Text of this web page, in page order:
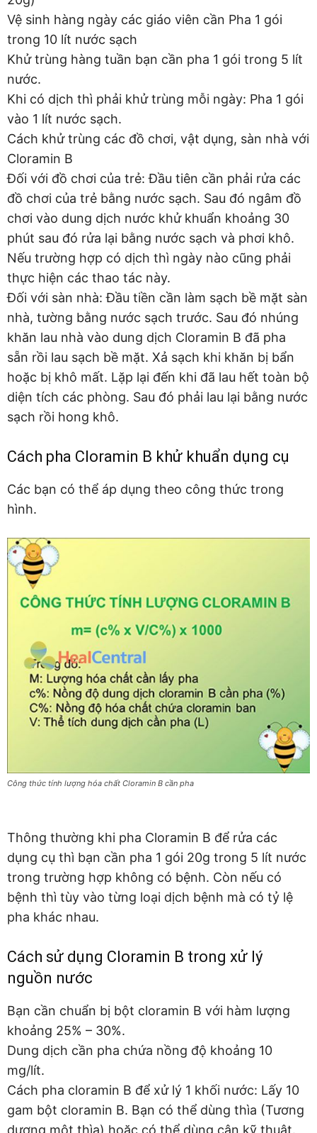
Vệ sinh hàng ngày các giáo viên cần Pha 1 gói
trong 10 lít nước sạch
Khử trùng hàng tuần bạn cần pha 1 gói trong 5 lít
nước.
Khi có dịch thì phải khử trùng mỗi ngày: Pha 1 gói
vào 1 lít nước sạch.
Cách khử trùng các đồ chơi, vật dụng, sàn nhà với
Cloramin B
Đối với đồ chơi của trẻ: Đầu tiên cần phải rửa các
đồ chơi của trẻ bằng nước sạch. Sau đó ngâm đồ
chơi vào dung dịch nước khử khuẩn khoảng 30
phút sau đó rửa lại bằng nước sạch và phơi khô.
Nếu trường hợp có dịch thì ngày nào cũng phải
thực hiện các thao tác này.
Đối với sàn nhà: Đầu tiền cần làm sạch bề mặt sàn
nhà, tường bằng nước sạch trước. Sau đó nhúng
khăn lau nhà vào dung dịch Cloramin B đã pha
sẵn rồi lau sạch bề mặt. Xả sạch khi khăn bị bẩn
hoặc bị khô mất. Lặp lại đến khi đã lau hết toàn bộ
diện tích các phòng. Sau đó phải lau lại bằng nước
sạch rồi hong khô.
Cách pha Cloramin B khử khuẩn dụng cụ
Các bạn có thể áp dụng theo công thức trong
hình.
Công thức tính lượng hóa chất Cloramin B cần pha
Thông thường khi pha Cloramin B để rửa các
dụng cụ thì bạn cần pha 1 gói 20g trong 5 lít nước
trong trường hợp không có bệnh. Còn nếu có
bệnh thì tùy vào từng loại dịch bệnh mà có tỷ lệ
pha khác nhau.
Cách sử dụng Cloramin B trong xử lý
nguồn nước
Bạn cần chuẩn bị bột cloramin B với hàm lượng
khoảng 25% – 30%.
Dung dịch cần pha chứa nồng độ khoảng 10
mg/lít.
Cách pha cloramin B để xử lý 1 khối nước: Lấy 10
gam bột cloramin B. Bạn có thể dùng thìa (Tương
dương một thìa) hoặc có thể dùng cân kỹ thuật.